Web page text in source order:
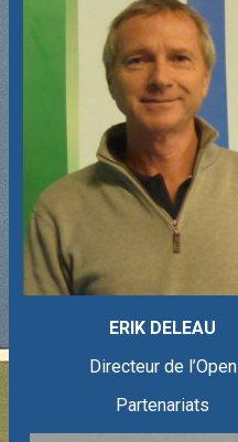
ERIK DELEAU
Directeur de l’Open
Partenariats